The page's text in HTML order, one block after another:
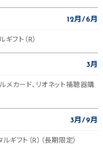
12月 6月
フト（R）
3月
メカード、リオネット補聴器購
3月 9月
ギフト（R）（長期限定）